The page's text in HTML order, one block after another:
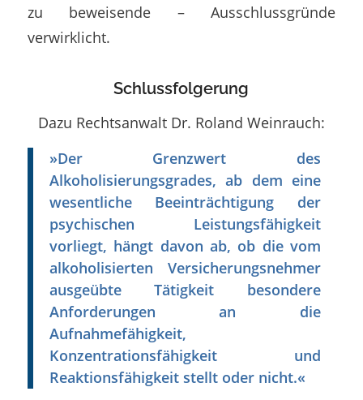
zu beweisende – Ausschlussgründe
verwirklicht.
Schlussfolgerung
Dazu Rechtsanwalt Dr. Roland Weinrauch:
»Der Grenzwert des
Alkoholisierungsgrades, ab dem eine
wesentliche Beeinträchtigung der
psychischen Leistungsfähigkeit
vorliegt, hängt davon ab, ob die vom
alkoholisierten Versicherungsnehmer
ausgeübte Tätigkeit besondere
Anforderungen an die
Aufnahmefähigkeit,
Konzentrationsfähigkeit und
Reaktionsfähigkeit stellt oder nicht.«